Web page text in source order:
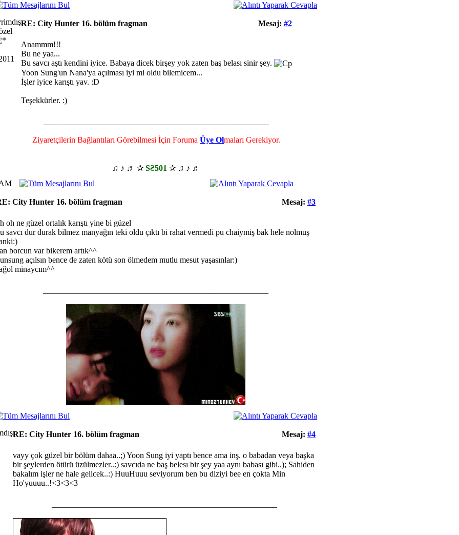
Mesaj: #2
RE: City Hunter 16. bölüm fragman
Anammm!!!
Bu ne yaa...
Bu savcı aştı kendini iyice. Babaya dicek birşey yok zaten baş belası sinir şey.
Yoon Sung'un Nana'ya açılması iyi mi oldu bilemicem...
İşler iyice karıştı yav. :D
Teşekkürler. :)
Ziyaretçilerin Bağlantıları Görebilmesi İçin Foruma Üye Olmaları Gerekiyor.
♫ ♪ ♬ ✰ SƧ501 ✰ ♫ ♪ ♬
Mesaj: #3
City Hunter 16. bölüm fragman
oh ne güzel ortalık karıştı yine bi güzel
savcı dur durak bilmez manyağın teki oldu çıktı bi rahat vermedi pu chaiymiş bak hele nolmuş
borcun var bikerem artık^^
açılsın bence de zaten kötü son ölmedem mutlu mesut yaşasınlar:)
minaycım^^
Mesaj: #4
RE: City Hunter 16. bölüm fragman
vayy çok güzel bir bölüm dahaa..;) Yoon Sung iyi yaptı bence ama inş. o babadan veya başka
bir şeylerden ötürü üzülmezler..:) savcıda ne baş belesı bir şey yaa aynı babası gibi..); Sahiden
bakalım işler ne hale gelicek..:) HuuHuuu seviyorum ben bu diziyi bee en çokta Min
Ho'yuuuu..!<3<3<3